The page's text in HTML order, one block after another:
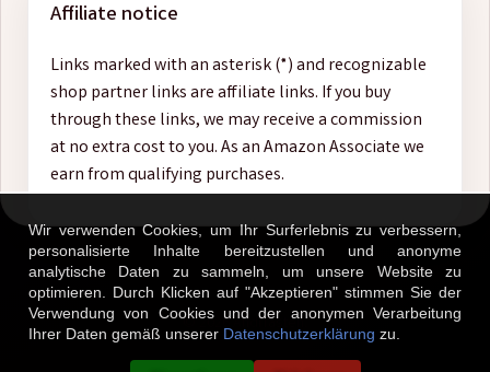
Affiliate notice
Links marked with an asterisk (*) and recognizable
shop partner links are affiliate links. If you buy
through these links, we may receive a commission
at no extra cost to you. As an Amazon Associate we
earn from qualifying purchases.
© 2026 AndiTasten.
Wir verwenden Cookies, um Ihr Surferlebnis zu verbessern,
personalisierte Inhalte bereitzustellen und anonyme
analytische Daten zu sammeln, um unsere Website zu
optimieren. Durch Klicken auf "Akzeptieren" stimmen Sie der
Verwendung von Cookies und der anonymen Verarbeitung
Ihrer Daten gemäß unserer Datenschutzerklärung zu.